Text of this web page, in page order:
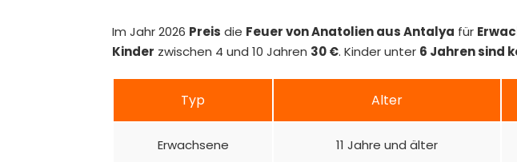
Im Jahr 2026 Preis die Feuer von Anatolien aus Antalya für
Kinder zwischen 4 und 10 Jahren 30 €. Kinder unter 6 Jahren sind
Typ Alter
Erwachsene 11 Jahre und älter